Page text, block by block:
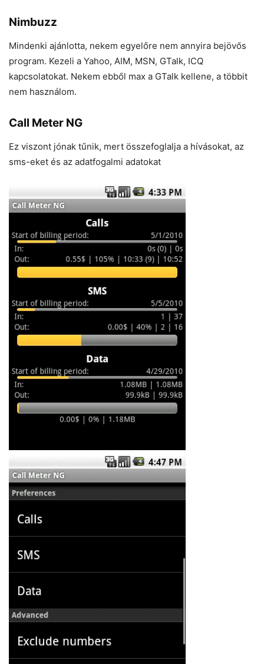
Nimbuzz
Mindenki ajánlotta, nekem egyelőre nem annyira bejövős
program. Kezeli a Yahoo, AIM, MSN, GTalk, ICQ
kapcsolatokat. Nekem ebből max a GTalk kellene, a többit
nem használom.
Call Meter NG
Ez viszont jónak tűnik, mert összefoglalja a hívásokat, az
sms-eket és az adatfogalmi adatokat